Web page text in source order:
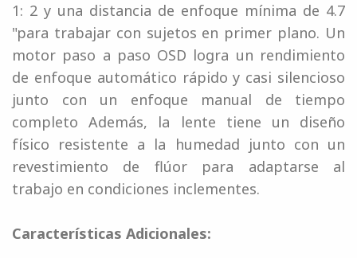
1: 2 y una distancia de enfoque mínima de 4.7
"para trabajar con sujetos en primer plano. Un
motor paso a paso OSD logra un rendimiento
de enfoque automático rápido y casi silencioso
junto con un enfoque manual de tiempo
completo Además, la lente tiene un diseño
físico resistente a la humedad junto con un
revestimiento de flúor para adaptarse al
trabajo en condiciones inclementes.
Características Adicionales: